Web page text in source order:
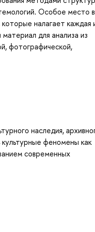
Особое место в
налагает каждая
для анализа из
фотографической,
наследия,
культурные феномены как
современных